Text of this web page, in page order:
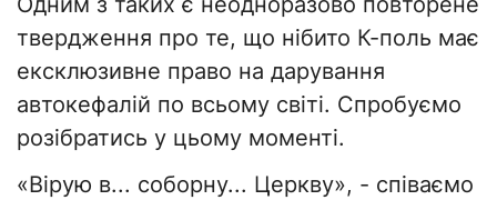
твердження про те, що нібито К-поль має
ексклюзивне право на дарування
автокефалій по всьому світі. Спробуємо
розібратись у цьому моменті.
«Вірую в... соборну... Церкву», - співаємо